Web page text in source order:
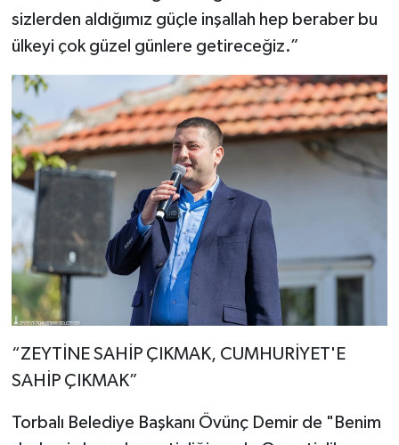
sizlerden aldığımız güçle inşallah hep beraber bu
ülkeyi çok güzel günlere getireceğiz.”
“ZEYTİNE SAHİP ÇIKMAK, CUMHURİYET'E
SAHİP ÇIKMAK”
Torbalı Belediye Başkanı Övünç Demir de "Benim